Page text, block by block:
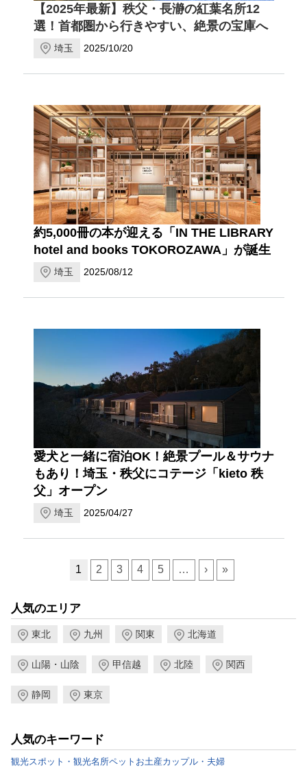
【2025年最新】秩父・長瀞の紅葉名所12
選！首都圏から行きやすい、絶景の宝庫へ
埼玉 2025/10/20
約5,000冊の本が迎える「IN THE LIBRARY
hotel and books TOKOROZAWA」が誕生
埼玉 2025/08/12
愛犬と一緒に宿泊OK！絶景プール＆サウナ
もあり！埼玉・秩父にコテージ「kieto 秩
父」オープン
埼玉 2025/04/27
1
2 3 4 5 … › »
人気のエリア
東北 九州 関東 北海道
山陽・山陰 甲信越 北陸 関西
静岡 東京
人気のキーワード
観光スポット・観光名所ペット お土産カップル・夫婦